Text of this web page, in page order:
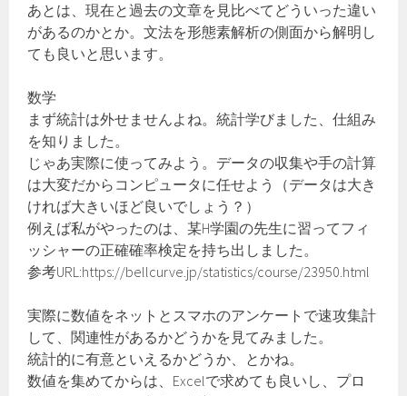
あとは、現在と過去の文章を見比べてどういった違い
があるのかとか。文法を形態素解析の側面から解明し
ても良いと思います。
数学
まず統計は外せませんよね。統計学びました、仕組み
を知りました。
じゃあ実際に使ってみよう。データの収集や手の計算
は大変だからコンピュータに任せよう（データは大き
ければ大きいほど良いでしょう？）
例えば私がやったのは、某H学園の先生に習ってフィ
ッシャーの正確確率検定を持ち出しました。
参考URL:https://bellcurve.jp/statistics/course/23950.html
実際に数値をネットとスマホのアンケートで速攻集計
して、関連性があるかどうかを見てみました。
統計的に有意といえるかどうか、とかね。
数値を集めてからは、Excelで求めても良いし、プロ